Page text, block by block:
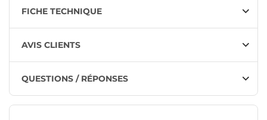
FICHE TECHNIQUE
AVIS CLIENTS
QUESTIONS / RÉPONSES